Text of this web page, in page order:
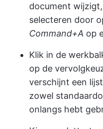
document
selecteren door
Command+A op
Klik in de
op de
verschijnt een
zowel
onlangs hebt